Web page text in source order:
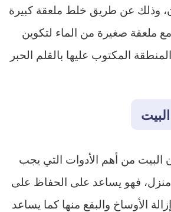
وذلك عن طريق خلط ملعقة كبيرة
ملعقة صغيرة من الماء لتكوين
المكتوب عليها بالقلم الحبر
من أهم الأدوات التي يجب
فهو يساعد على الحفاظ على
الأوساخ والبقع منها كما يساعد